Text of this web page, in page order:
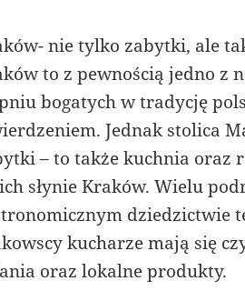
nie tylko zabytki, ale
to z pewnością jedno z
bogatych w tradycję
Jednak stolica
– to także kuchnia oraz
słynie Kraków. Wielu
dziedzictwie
kucharze mają się
oraz lokalne produkty.